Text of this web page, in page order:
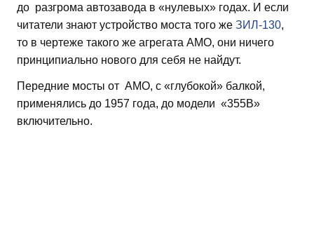
до разгрома автозавода в «нулевых» годах. И если
читатели знают устройство моста того же ЗИЛ-130,
то в чертеже такого же агрегата АМО, они ничего
принципиально нового для себя не найдут.
Передние мосты от АМО, с «глубокой» балкой,
применялись до 1957 года, до модели «355В»
включительно.